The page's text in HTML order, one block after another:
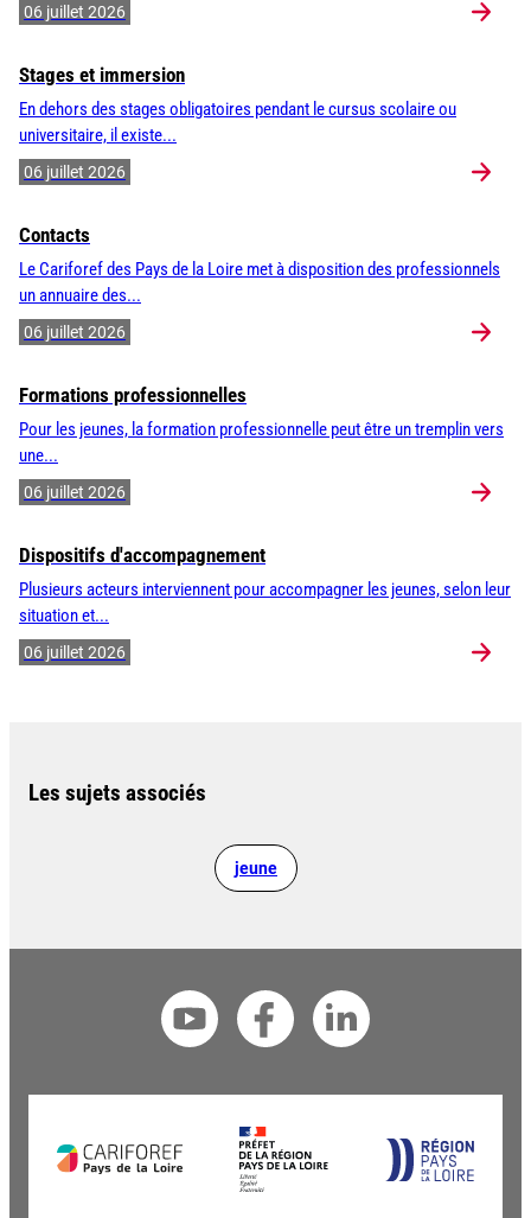
06 juillet 2026
Stages et immersion
En dehors des stages obligatoires pendant le cursus scolaire ou
universitaire, il existe...
06 juillet 2026
Contacts
Le Cariforef des Pays de la Loire met à disposition des professionnels
un annuaire des...
06 juillet 2026
Formations professionnelles
Pour les jeunes, la formation professionnelle peut être un tremplin vers
une...
06 juillet 2026
Dispositifs d'accompagnement
Plusieurs acteurs interviennent pour accompagner les jeunes, selon leur
situation et...
06 juillet 2026
Les sujets associés
jeune